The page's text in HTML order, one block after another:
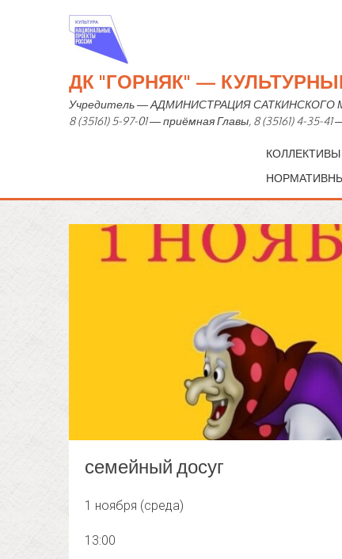
ДК "ГОРНЯК" —
Учредитель — АДМИНИСТРАЦИЯ САТКИНСКОГО
8 (35161) 5-97-01 — приёмная Главы, 8 (35161) 4-
КОЛЛЕКТИВЫ
семейный досуг
1 ноября (среда)
13:00